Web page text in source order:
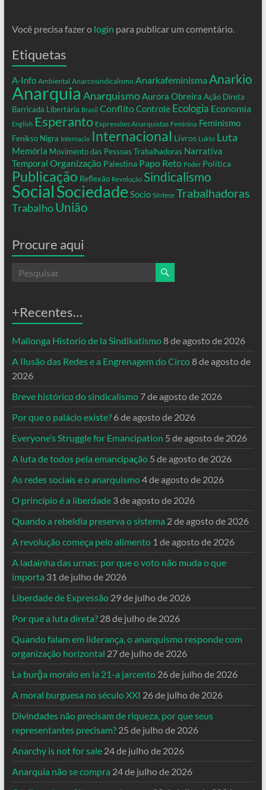
Você precisa fazer o login para publicar um comentário.
Etiquetas
A-Info Ambiental Anarcosindicalismo Anarkafeminisma Anarkio
Anarquia AnarquismoAurora Obreira Ação Direta
Barricada Libertária Brasil ConflitoControle Ecologia Economia
English Esperanto Expressões Anarquistas Feminina Feminismo
Fenikso Nigra Internacio Internacional Livros Lukto Luta
Memória Movimento das Pessoas Trabalhadoras Narrativa
Temporal Organização Palestina Papo Reto Poder Política
Publicação Reflexão Revolução Sindicalismo
SocialSociedade Socio Síntese Trabalhadoras
Trabalho União
Procure aqui
+Recentes…
Mallonga Historio de la Sindikatismo8 de agosto de 2026
A Ilusão das Redes e a Engrenagem do Circo8 de agosto de
2026
Breve histórico do sindicalismo 7 de agosto de 2026
Por que o palácio existe? 6 de agosto de 2026
Everyone’s Struggle for Emancipation 5 de agosto de 2026
A luta de todos pela emancipação 5 de agosto de 2026
As redes sociais e o anarquismo4 de agosto de 2026
O princípio é a liberdade 3 de agosto de 2026
Quando a rebeldia preserva o sistema 2 de agosto de 2026
A revolução começa pelo alimento 1 de agosto de 2026
A ladainha das urnas: por que o voto não muda o que
importa 31 de julho de 2026
Liberdade de Expressão 29 de julho de 2026
Por que a luta direta? 28 de julho de 2026
Quando falam em liderança, o anarquismo responde com
organização horizontal 27 de julho de 2026
La burĝa moralo en la 21-a jarcento 26 de julho de 2026
A moral burguesa no século XXI 26 de julho de 2026
Divindades não precisam de riqueza, por que seus
representantes precisam? 25 de julho de 2026
Anarchy is not for sale 24 de julho de 2026
Anarquia não se compra 24 de julho de 2026